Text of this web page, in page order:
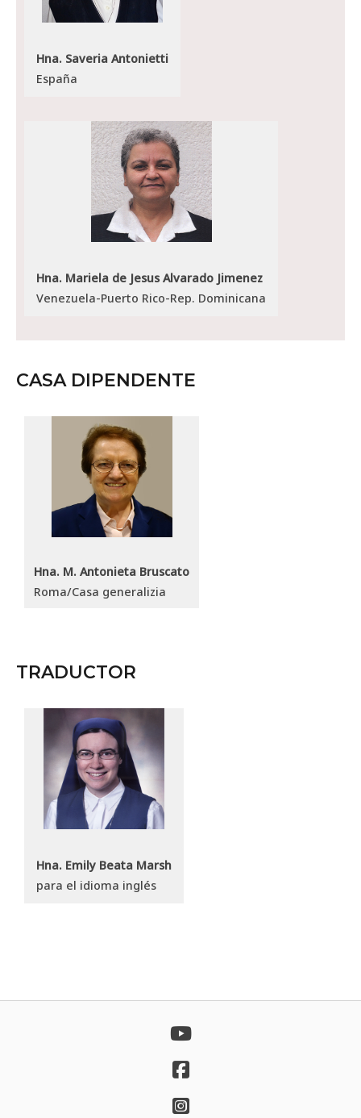
Hna. Saveria Antonietti
España
Hna. Mariela de Jesus Alvarado Jimenez
Venezuela-Puerto Rico-Rep. Dominicana
CASA DIPENDENTE
Hna. M. Antonieta Bruscato
Roma/Casa generalizia
TRADUCTOR
Hna. Emily Beata Marsh
para el idioma inglés